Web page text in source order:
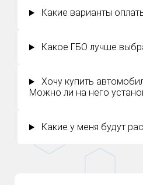
Какие варианты
Какое ГБО лучше
Хочу купить
Можно ли на него
Какие у меня будут